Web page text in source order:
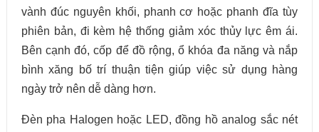
vành đúc nguyên khối, phanh cơ hoặc phanh đĩa tùy
phiên bản, đi kèm hệ thống giảm xóc thủy lực êm ái.
Bên cạnh đó, cốp để đồ rộng, ổ khóa đa năng và nắp
bình xăng bố trí thuận tiện giúp việc sử dụng hàng
ngày trở nên dễ dàng hơn.
Đèn pha Halogen hoặc LED, đồng hồ analog sắc nét